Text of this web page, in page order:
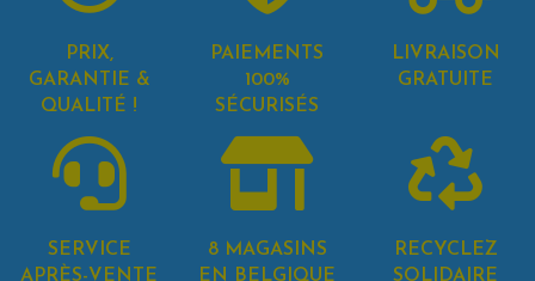
PRIX,
GARANTIE &
QUALITÉ !
PAIEMENTS
100%
SÉCURISÉS
LIVRAISON
GRATUITE
SERVICE
APRÈS-VENTE
8 MAGASINS
EN BELGIQUE
RECYCLEZ
SOLIDAIRE